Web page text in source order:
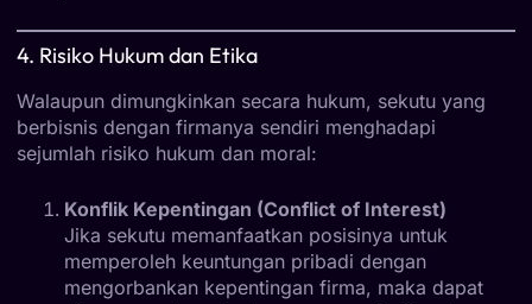
4. Risiko Hukum dan Etika
Walaupun dimungkinkan secara hukum, sekutu yang
berbisnis dengan firmanya sendiri menghadapi
sejumlah risiko hukum dan moral:
Konflik Kepentingan (Conflict of Interest)
Jika sekutu memanfaatkan posisinya untuk
memperoleh keuntungan pribadi dengan
mengorbankan kepentingan firma, maka dapat